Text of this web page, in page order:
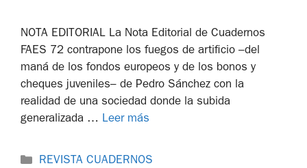
NOTA EDITORIAL La Nota Editorial de Cuadernos
FAES 72 contrapone los fuegos de artificio –del
maná de los fondos europeos y de los bonos y
cheques juveniles– de Pedro Sánchez con la
realidad de una sociedad donde la subida
generalizada … Leer más
REVISTA CUADERNOS